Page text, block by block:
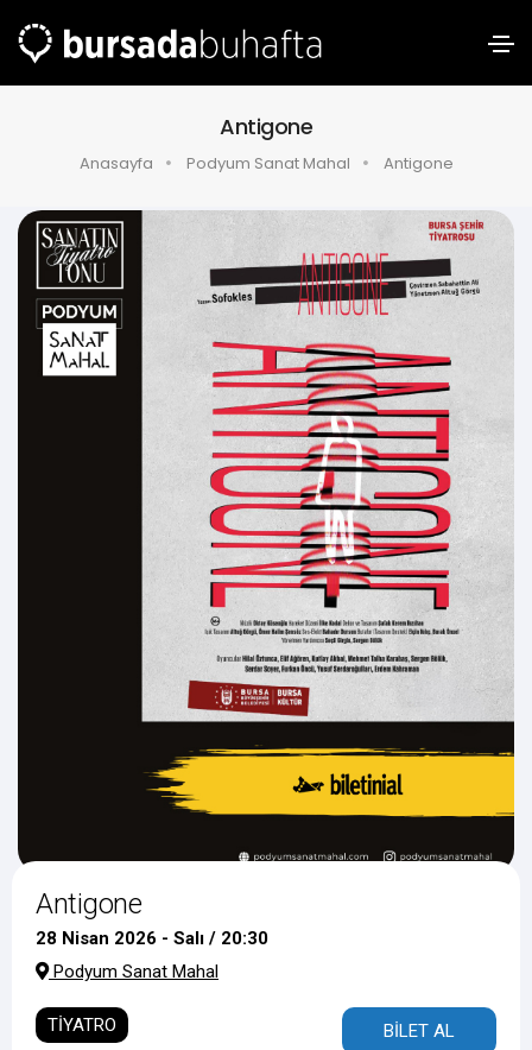
Antigone
Anasayfa Podyum Sanat Mahal Antigone
Antigone
28 Nisan 2026 - Salı / 20:30
Podyum Sanat Mahal
TİYATRO BİLET AL